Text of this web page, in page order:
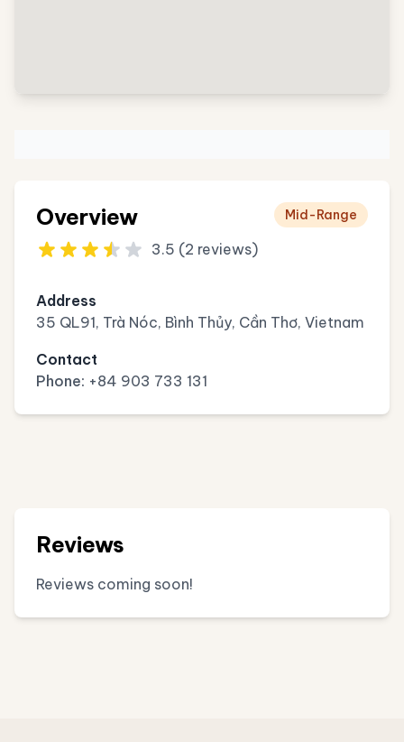
Overview
3.5 (2 reviews)
Mid-Range
Address
35 QL91, Trà Nóc, Bình Thủy, Cần Thơ, Vietnam
Contact
Phone: +84 903 733 131
Reviews
Reviews coming soon!